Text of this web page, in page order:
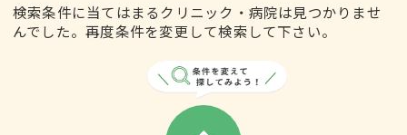
検索条件に当てはまるクリニック・病院は見つかりませ
んでした。再度条件を変更して検索して下さい。